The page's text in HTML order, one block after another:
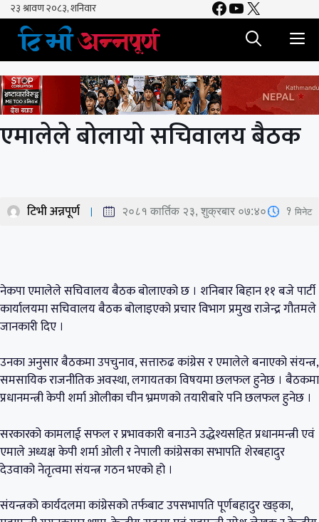
Skip
content
Facebook
YouTube
X
एमालेले बोलायो सचिवालय बैठक
टिभी अन्नपूर्ण २०८१ कार्तिक २३, शुक्रबार ०७:४० 1 मिनेट
नेकपा एमालेले सचिवालय बैठक बोलाएको छ । शनिबार बिहान ११ बजे पार्टी
कार्यालयमा सचिवालय बैठक बोलाइएको प्रचार विभाग प्रमुख राजेन्द्र गौतमले
जानकारी दिए ।
उनका अनुसार बैठकमा उपचुनाव, सत्तारुढ कांग्रेस र एमालेले बनाएको संयन्त्र,
समसायिक राजनीतिक अवस्था, लगायतका विषयमा छलफल हुनेछ । बैठकमा
प्रधानमन्त्री केपी शर्मा ओलीका चीन भ्रमणको तयारीबारे पनि छलफल हुनेछ ।
सरकारको कामलाई सफल र प्रभावकारी बनाउने उद्धेश्यसहित प्रधानमन्त्री एवं
एमाले अध्यक्ष केपी शर्मा ओली र नेपाली कांग्रेसका सभापति शेरबहादुर
देउवाको नेतृत्वमा संयन्त्र गठन भएको हो ।
संयन्त्रको कार्यदलमा कांग्रेसको तर्फबाट उपसभापति पूर्णबहादुर खड्का,